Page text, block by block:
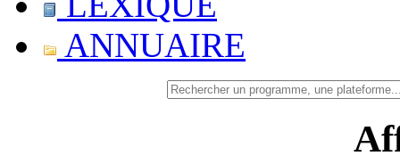
ANNUAIRE